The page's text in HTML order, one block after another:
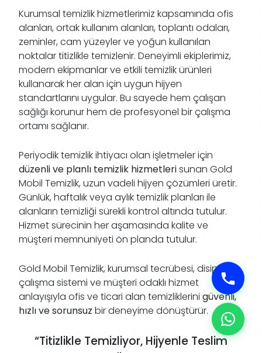
Kurumsal temizlik hizmetlerimiz kapsamında ofis
alanları, ortak kullanım alanları, toplantı odaları,
zeminler, cam yüzeyler ve yoğun kullanılan
noktalar titizlikle temizlenir. Deneyimli ekiplerimiz,
modern ekipmanlar ve etkili temizlik ürünleri
kullanarak her alan için uygun hijyen
standartlarını uygular. Bu sayede hem çalışan
sağlığı korunur hem de profesyonel bir çalışma
ortamı sağlanır.
Periyodik temizlik ihtiyacı olan işletmeler için
düzenli ve planlı temizlik hizmetlerisunan Gold
Mobil Temizlik, uzun vadeli hijyen çözümleri üretir.
Günlük, haftalık veya aylık temizlik planları ile
alanların temizliği sürekli kontrol altında tutulur.
Hizmet sürecinin her aşamasında kalite ve
müşteri memnuniyeti ön planda tutulur.
Gold Mobil Temizlik, kurumsal tecrübesi, disiplinli
çalışma sistemi ve müşteri odaklı hizmet
anlayışıyla ofis ve ticari alan temizliklerini güvenli,
hızlı ve sorunsuz bir deneyime dönüştürür.
“Titizlikle Temizliyor, Hijyenle Teslim